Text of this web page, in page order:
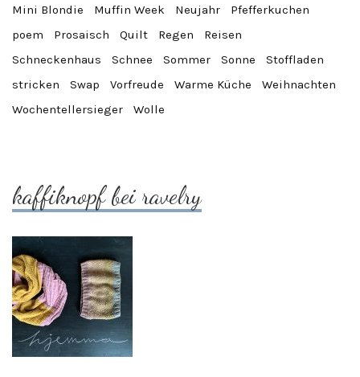
Mini Blondie
Muffin Week Neujahr
Pfefferkuchen
poem
Prosaisch Quilt Regen
Reisen
Schneckenhaus
Schnee Sommer Sonne
Stoffladen
stricken
Swap Vorfreude Warme Küche
Weihnachten
Wochentellersieger
Wolle
kaffiknopf bei ravelry